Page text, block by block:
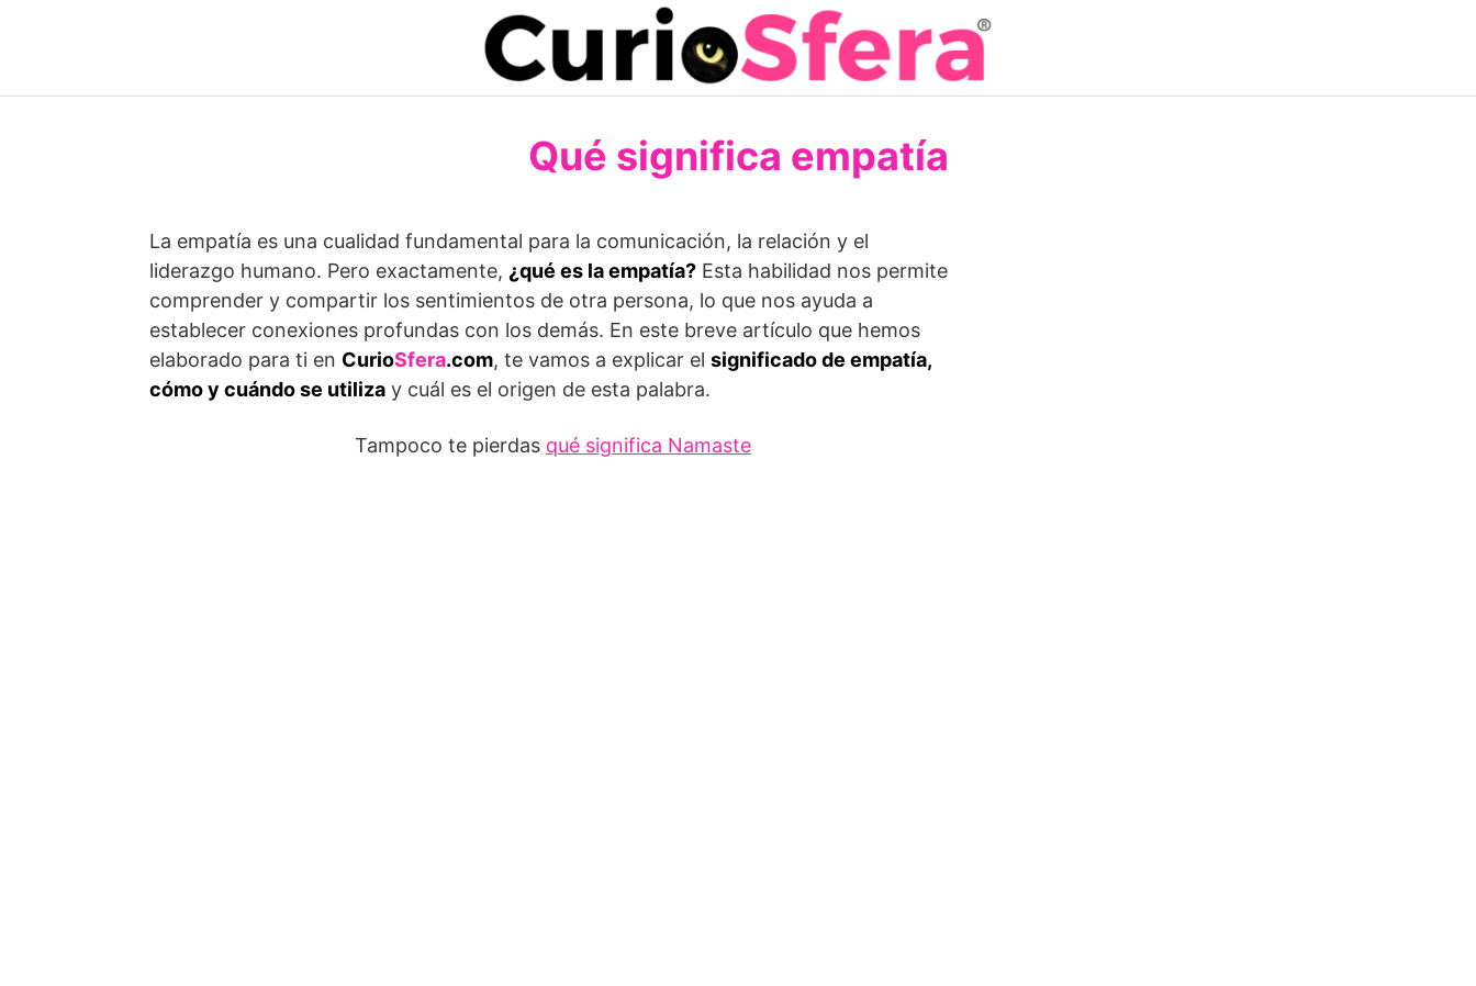
Qué significa empatía
La empatía es una cualidad fundamental para la comunicación, la relación y el
liderazgo humano. Pero exactamente, ¿qué es la empatía? Esta habilidad nos permite
comprender y compartir los sentimientos de otra persona, lo que nos ayuda a
establecer conexiones profundas con los demás. En este breve artículo que hemos
elaborado para ti en CurioSfera.com, te vamos a explicar el significado de empatía,
cómo y cuándo se utiliza y cuál es el origen de esta palabra.
Tampoco te pierdas qué significa Namaste